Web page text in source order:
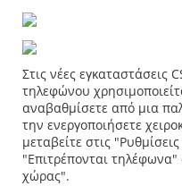
Στις νέες εγκαταστάσεις
τηλεφώνου
αναβαθμίσετε από μια
την ενεργοποιήσετε
μεταβείτε στις
"Επιτρέπονται
χώρας".